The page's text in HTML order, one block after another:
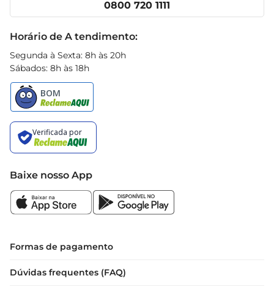
0800 720 1111
Horário de A tendimento:
Segunda à Sexta: 8h às 20h
Sábados: 8h às 18h
Baixe nosso App
Formas de pagamento
Dúvidas frequentes (FAQ)